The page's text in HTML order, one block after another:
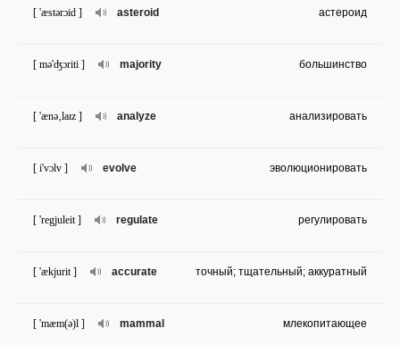
asteroid
[ 'æstərɔid ] астероид
majority
[ mə'ʤɔriti ] большинство
analyze
[ 'ænə‚laɪz ] анализировать
evolve
[ i'vɔlv ] эволюционировать
regulate
[ 'regjuleit ] регулировать
accurate
[ 'ækjurit ] точный; тщательный; аккуратный
mammal
[ 'mæm(ə)l ] млекопитающее